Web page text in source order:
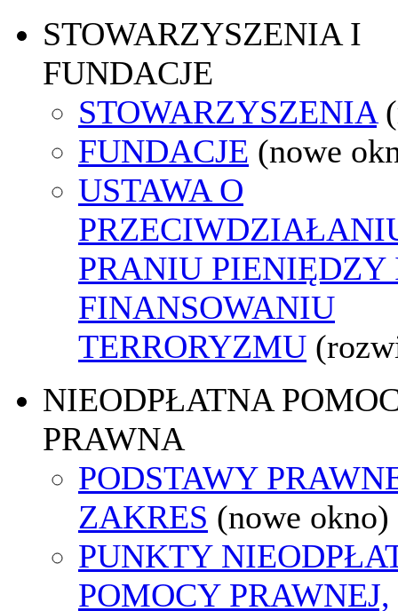
STOWARZYSZENIA I
FUNDACJE
STOWARZYSZENIA
FUNDACJE (nowe
USTAWA O
PRANIU PIENIĘDZY
FINANSOWANIU
TERRORYZMU
NIEODPŁATNA
PRAWNA
PODSTAWY
ZAKRES (nowe okno)
PUNKTY
POMOCY PRAWNEJ,